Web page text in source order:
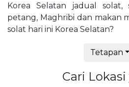
Korea Selatan jadual solat,
petang, Maghribi dan makan
solat hari ini Korea Selatan?
Tetapan
Cari